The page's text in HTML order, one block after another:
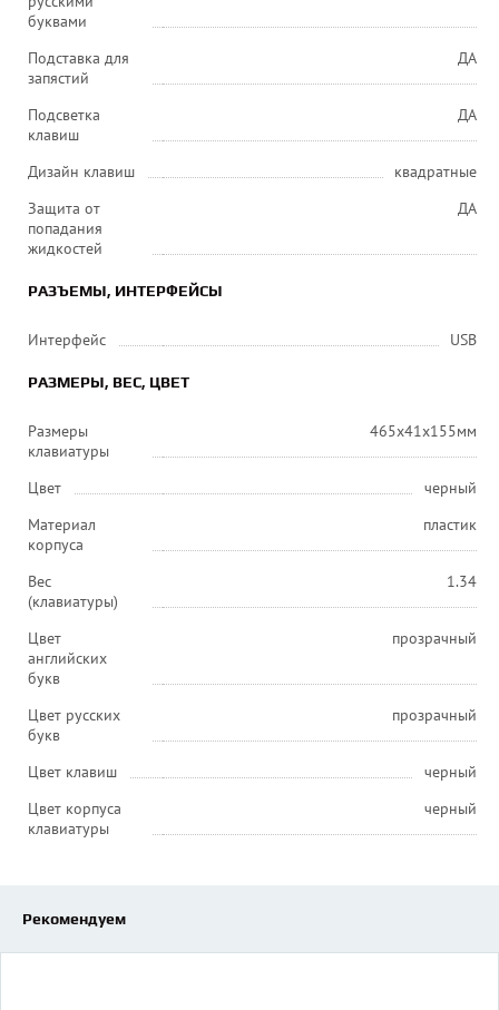
буквами
Подставка для
запястий
ДА
Подсветка
клавиш
ДА
Дизайн клавиш
квадратные
Защита от
попадания
жидкостей
ДА
РАЗЪЕМЫ, ИНТЕРФЕЙСЫ
Интерфейс USB
РАЗМЕРЫ, ВЕС, ЦВЕТ
Размеры
клавиатуры
465x41x155мм
Цвет
черный
Материал
корпуса
пластик
Вес
(клавиатуры)
1.34
Цвет
английских
букв
прозрачный
Цвет русских
букв
прозрачный
Цвет клавиш
черный
Цвет корпуса
клавиатуры
черный
Рекомендуем